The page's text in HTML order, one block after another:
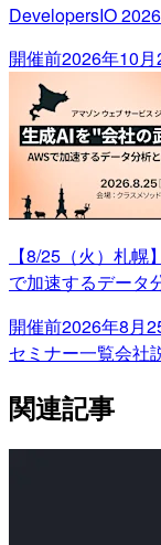
DevelopersIO
開催前2026年10
【8/25（火）札
で加速するデータ
開催前2026年8月
セミナー一覧会社
関連記事